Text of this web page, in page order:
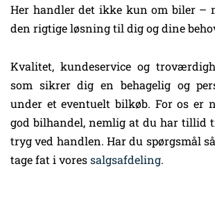
Her handler det ikke kun om biler –
den rigtige løsning til dig og dine
Kvalitet, kundeservice og
som sikrer dig en behagelig og
under et eventuelt bilkøb. For os er
god bilhandel, nemlig at du har tillid
tryg ved handlen. Har du spørgsmål
tage fat i voressalgsafdeling.